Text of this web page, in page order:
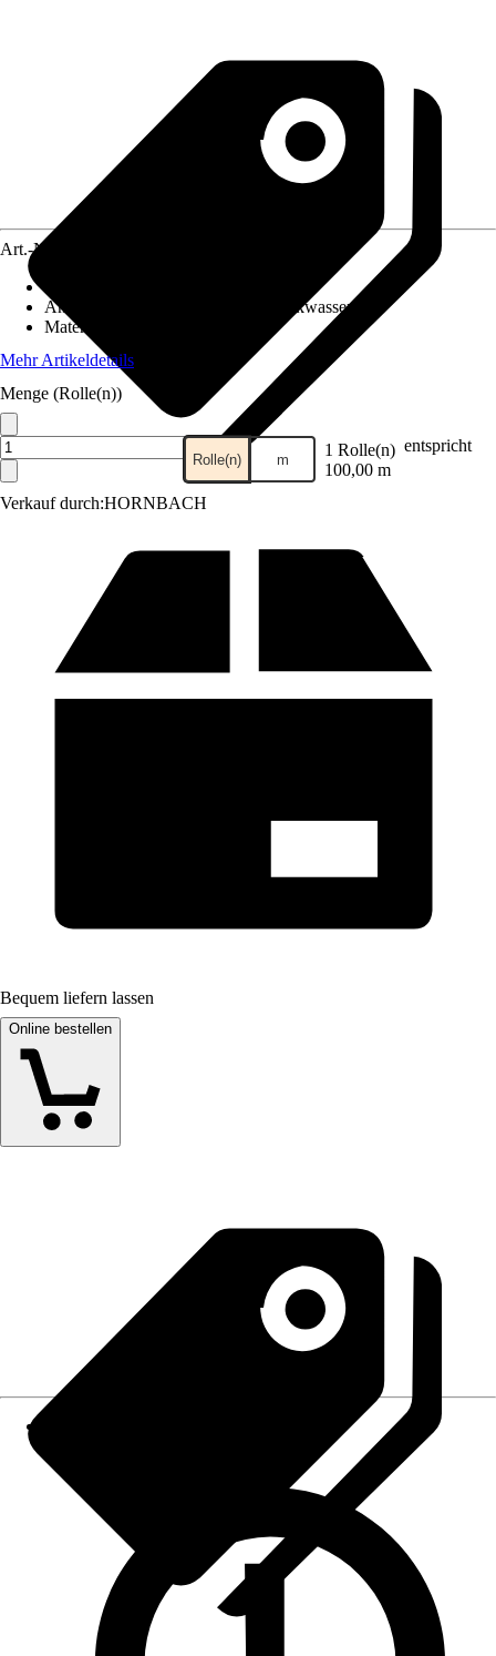
Verkauf durch:HORNBACH
Art.-Nr.
Anwendungsbereich
Heizung, Trinkwasser
Material
Mehr Artikeldetails
Menge (Rolle(n))
Rolle(n) m 1 Rolle(n) entspricht
100,00 m
Bequem liefern lassen
Online bestellen